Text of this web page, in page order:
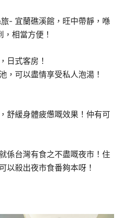
- 宜蘭礁溪館，旺中帶靜，喺
相當方便！
日式客房！
，可以盡情享受私人泡湯！
舒緩身體疲憊嘅效果！仲有可
係台灣有食之不盡嘅夜市！住
以殺出夜市食番夠本呀！